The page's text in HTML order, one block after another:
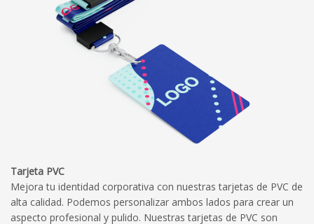
Tarjeta PVC
Mejora tu identidad corporativa con nuestras tarjetas de PVC de
alta calidad. Podemos personalizar ambos lados para crear un
aspecto profesional y pulido. Nuestras tarjetas de PVC son